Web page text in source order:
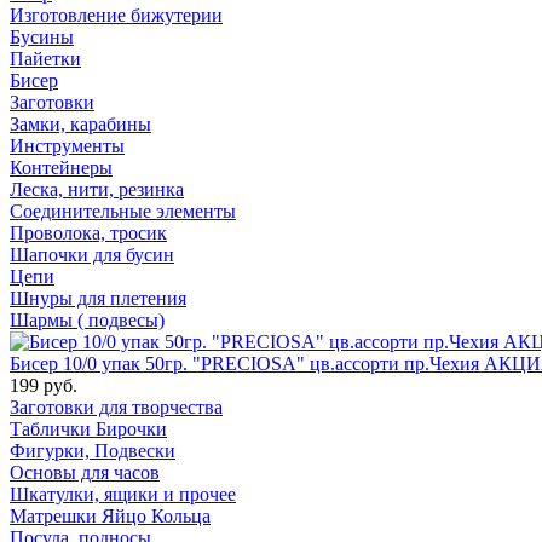
Изготовление бижутерии
Бусины
Пайетки
Бисер
Заготовки
Замки, карабины
Инструменты
Контейнеры
Леска, нити, резинка
Соединительные элементы
Проволока, тросик
Шапочки для бусин
Цепи
Шнуры для плетения
Шармы ( подвесы)
Бисер 10/0 упак 50гр. "PRECIOSA" цв.ассорти пр.Чехия
199 руб.
Заготовки для творчества
Таблички Бирочки
Фигурки, Подвески
Основы для часов
Шкатулки, ящики и прочее
Матрешки Яйцо Кольца
Посуда, подносы